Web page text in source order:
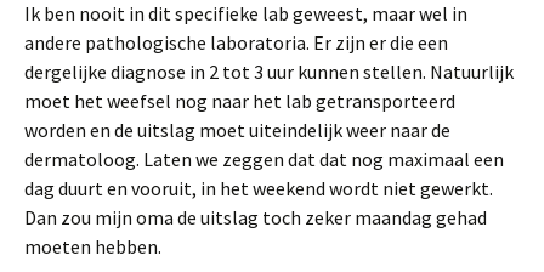
Ik ben nooit in dit specifieke lab geweest, maar wel in
andere pathologische laboratoria. Er zijn er die een
dergelijke diagnose in 2 tot 3 uur kunnen stellen. Natuurlijk
moet het weefsel nog naar het lab getransporteerd
worden en de uitslag moet uiteindelijk weer naar de
dermatoloog. Laten we zeggen dat dat nog maximaal een
dag duurt en vooruit, in het weekend wordt niet gewerkt.
Dan zou mijn oma de uitslag toch zeker maandag gehad
moeten hebben.